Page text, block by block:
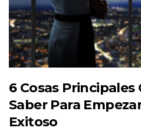
6 Cosas Principales
Saber Para
Exitoso